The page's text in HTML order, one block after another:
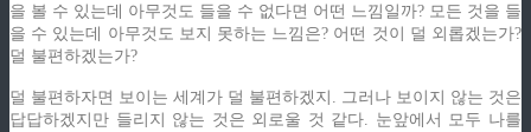
을 볼 수 있는데 아무것도 들을 수 없다면 어떤 느낌일까? 모든 것을 들
을 수 있는데 아무것도 보지 못하는 느낌은? 어떤 것이 덜 외롭겠는가?
덜 불편하겠는가?
덜 불편하자면 보이는 세계가 덜 불편하겠지. 그러나 보이지 않는 것은
답답하겠지만 들리지 않는 것은 외로울 것 같다. 눈앞에서 모두 나를